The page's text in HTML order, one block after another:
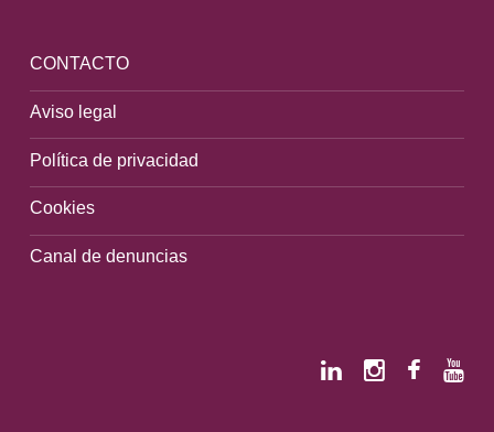
CONTACTO
Aviso legal
Política de privacidad
Cookies
Canal de denuncias